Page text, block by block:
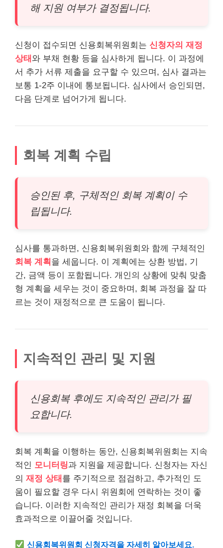
해 지원 여부가 결정됩니다.
신청이 접수되면 신용회복위원회는 신청자의 재정
상태 와 부채 현황 등을 심사하게 됩니다. 이 과정에
서 추가 서류 제출을 요구할 수 있으며, 심사 결과는
보통 1-2주 이내에 통보됩니다. 심사에서 승인되면,
다음 단계로 넘어가게 됩니다.
회복 계획 수립
승인된 후, 구체적인 회복 계획이 수
립됩니다.
심사를 통과하면, 신용회복위원회와 함께 구체적인
회복 계획 을 세웁니다. 이 계획에는 상환 방법, 기
간, 금액 등이 포함됩니다. 개인의 상황에 맞춰 맞춤
형 계획을 세우는 것이 중요하며, 회복 과정을 잘 따
르는 것이 재정적으로 큰 도움이 됩니다.
지속적인 관리 및 지원
신용회복 후에도 지속적인 관리가 필
요합니다.
회복 계획을 이행하는 동안, 신용회복위원회는 지속
적인 모니터링과 지원을 제공합니다. 신청자는 자신
의 재정 상태 를 주기적으로 점검하고, 추가적인 도
움이 필요할 경우 다시 위원회에 연락하는 것이 좋
습니다. 이러한 지속적인 관리가 재정 회복을 더욱
효과적으로 이끌어줄 것입니다.
신용회복위원회 신청자격을 자세히 알아보세요.